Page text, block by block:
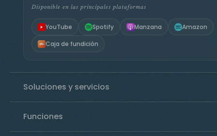
Disponible en las principales plataformas
YouTube Spotify Manzana Amazon
Caja de fundición
Soluciones y servicios
Funciones